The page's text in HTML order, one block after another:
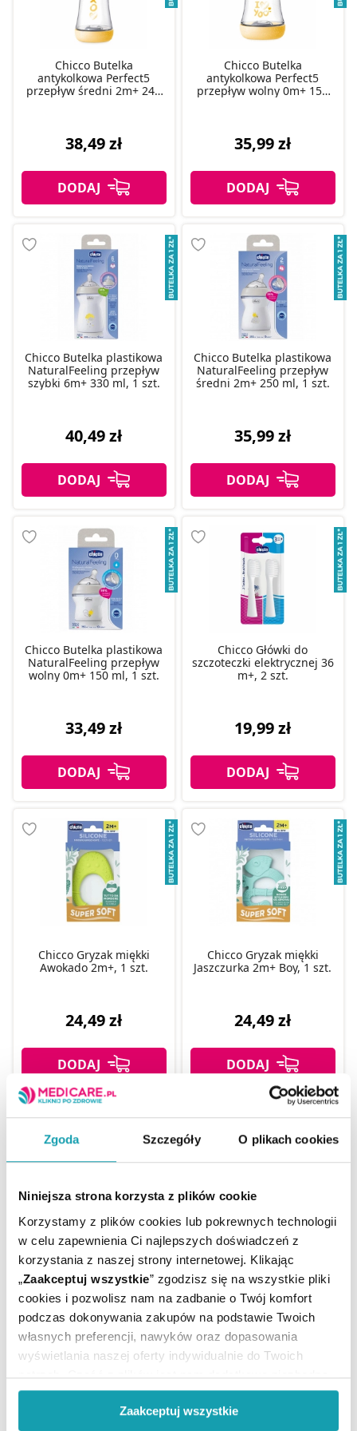
Zgoda Szczegóły O plikach cookies
Niniejsza strona korzysta z plików cookie
Korzystamy z plików cookies lub pokrewnych technologii
w celu zapewnienia Ci najlepszych doświadczeń z
korzystania z naszej strony internetowej. Klikając
„Zaakceptuj wszystkie” zgodzisz się na wszystkie pliki
cookies i pozwolisz nam na zadbanie o Twój komfort
podczas dokonywania zakupów na podstawie Twoich
własnych preferencji, nawyków oraz dopasowania
wyświetlania naszej oferty indywidualnie do Twoich
potrzeb. Część z plików jest nam dodatkowo niezbędna
do prawidłowego działania Portalu oraz jego
funkcjonalności. W zależności od funkcji, dane o tym jak
Zaakceptuj wszystkie
Chicco Butelka
antykolkowa Perfect5
przepływ średni 2m+ 240
38,49 zł
Chicco Butelka
antykolkowa Perfect5
przepływ wolny 0m+ 150
35,99 zł
Chicco Butelka plastikowa
NaturalFeeling przepływ
szybki 6m+ 330 ml, 1 szt.
40,49 zł
Chicco Butelka plastikowa
NaturalFeeling przepływ
średni 2m+ 250 ml, 1 szt.
35,99 zł
Chicco Butelka plastikowa
NaturalFeeling przepływ
wolny 0m+ 150 ml, 1 szt.
33,49 zł
Chicco Główki do
szczoteczki elektrycznej 36
m+, 2 szt.
19,99 zł
Chicco Gryzak miękki
Awokado 2m+, 1 szt.
24,49 zł
Chicco Gryzak miękki
Jaszczurka 2m+ Boy, 1 szt.
24,49 zł
Chicco Gryzak miękki
Jaszczurka 2m+ Girl, 1 szt.
24,49 zł
Chicco Gryzak wodny
kaktus 4m+, 1 szt.
24,49 zł